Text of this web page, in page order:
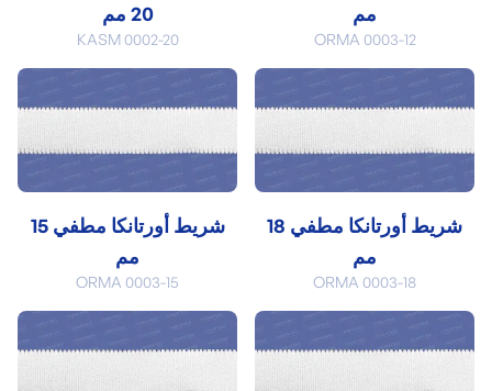
20 مم
KASM 0002-20
مم
ORMA 0003-12
شريط أورتانكا مطفي 15
مم
ORMA 0003-15
شريط أورتانكا مطفي 18
مم
ORMA 0003-18